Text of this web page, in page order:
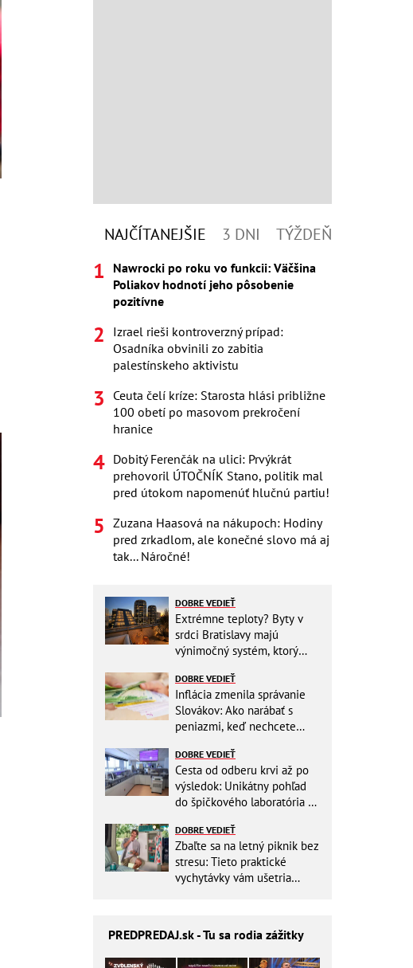
NAJČÍTANEJŠIE 3 DNI TÝŽDEŇ
Nawrocki po roku vo funkcii: Väčšina
Poliakov hodnotí jeho pôsobenie
pozitívne
Izrael rieši kontroverzný prípad:
Osadníka obvinili zo zabitia
palestínskeho aktivistu
Ceuta čelí kríze: Starosta hlási približne
100 obetí po masovom prekročení
hranice
Dobitý Ferenčák na ulici: Prvýkrát
prehovoril ÚTOČNÍK Stano, politik mal
pred útokom napomenúť hlučnú partiu!
Zuzana Haasová na nákupoch: Hodiny
pred zrkadlom, ale konečné slovo má aj
tak... Náročné!
DOBRE VEDIEŤ
Extrémne teploty? Byty v
srdci Bratislavy majú
výnimočný systém, ktorý
DOBRE VEDIEŤ
Inflácia zmenila správanie
Slovákov: Ako narábať s
peniazmi, keď nechcete
DOBRE VEDIEŤ
Cesta od odberu krvi až po
výsledok: Unikátny pohľad
do špičkového laboratória na
DOBRE VEDIEŤ
Zbaľte sa na letný piknik bez
stresu: Tieto praktické
vychytávky vám ušetria
PREDPREDAJ.sk - Tu sa rodia zážitky